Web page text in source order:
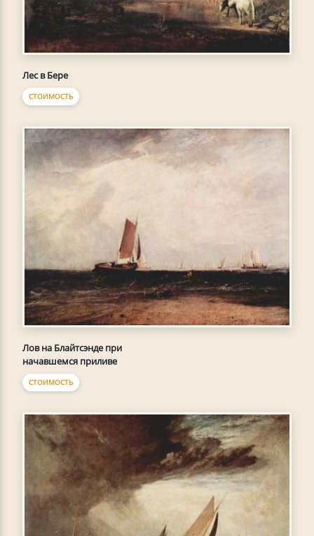
Лес в Бере
СТОИМОСТЬ
Лов на Блайтсэнде при
начавшемся приливе
СТОИМОСТЬ